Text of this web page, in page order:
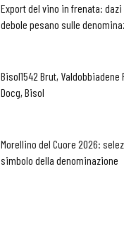
Export del vino in frenata: dazi
debole pesano sulle
Bisol1542 Brut,
Docg, Bisol
Morellino del Cuore 2026:
simbolo della denominazione